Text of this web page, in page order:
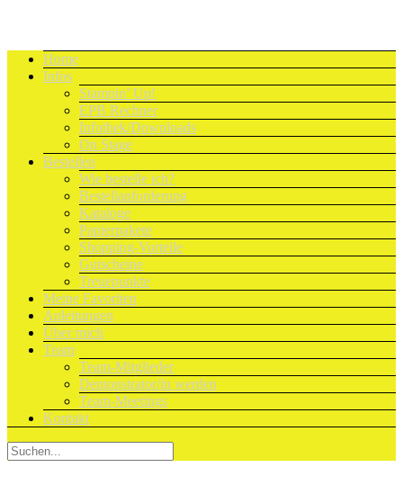
Home
Infos
Stampin’ Up!
EPB Rechner
Infothek/Downloads
On Stage
Bestellen
Wie bestelle ich?
Bestellanforderung
Kataloge
Papierpakete
Shopping-Vorteile
Gutscheine
Treuepunkte
Meine Favoriten
Anleitungen
Über mich
Team
Team-Mitglieder
Demonstrator/in werden
Team-Meetings
Kontakt